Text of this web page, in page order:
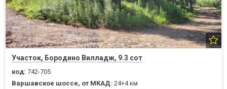
Участок, Бородино Вилладж, 9.3 сот
код: 742-705
Варшавское шоссе, от МКАД: 24+4 км